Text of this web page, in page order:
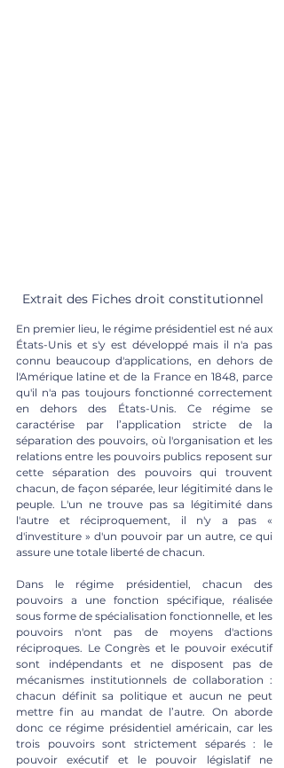
Extrait des Fiches droit constitutionnel
En premier lieu, le régime présidentiel est né aux
États-Unis et s'y est développé mais il n'a pas
connu beaucoup d'applications, en dehors de
l'Amérique latine et de la France en 1848, parce
qu'il n'a pas toujours fonctionné correctement
en dehors des États-Unis. Ce régime se
caractérise par l’application stricte de la
séparation des pouvoirs, où l'organisation et les
relations entre les pouvoirs publics reposent sur
cette séparation des pouvoirs qui trouvent
chacun, de façon séparée, leur légitimité dans le
peuple. L'un ne trouve pas sa légitimité dans
l'autre et réciproquement, il n'y a pas «
d'investiture » d'un pouvoir par un autre, ce qui
assure une totale liberté de chacun.
Dans le régime présidentiel, chacun des
pouvoirs a une fonction spécifique, réalisée
sous forme de spécialisation fonctionnelle, et les
pouvoirs n'ont pas de moyens d'actions
réciproques. Le Congrès et le pouvoir exécutif
sont indépendants et ne disposent pas de
mécanismes institutionnels de collaboration :
chacun définit sa politique et aucun ne peut
mettre fin au mandat de l’autre. On aborde
donc ce régime présidentiel américain, car les
trois pouvoirs sont strictement séparés : le
pouvoir exécutif et le pouvoir législatif ne